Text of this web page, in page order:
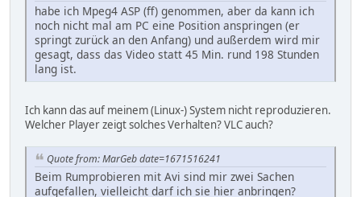
habe ich Mpeg4 ASP (ff) genommen, aber da kann ich
noch nicht mal am PC eine Position anspringen (er
springt zurück an den Anfang) und außerdem wird mir
gesagt, dass das Video statt 45 Min. rund 198 Stunden
lang ist.
Ich kann das auf meinem (Linux-) System nicht reproduzieren.
Welcher Player zeigt solches Verhalten? VLC auch?
Quote from: MarGeb date=1671516241
Beim Rumprobieren mit Avi sind mir zwei Sachen
aufgefallen, vielleicht darf ich sie hier anbringen?